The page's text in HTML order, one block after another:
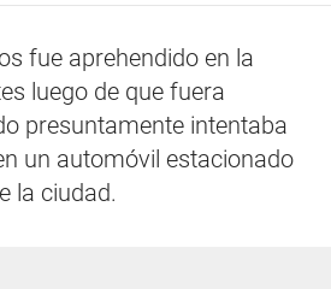
fue aprehendido en la
luego de que fuera
presuntamente intentaba
un automóvil estacionado
la ciudad.